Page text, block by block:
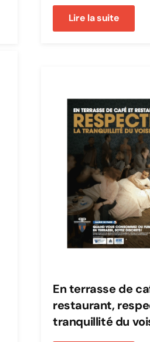
Lire la suite
En terrasse de
restaurant,
tranquillité du